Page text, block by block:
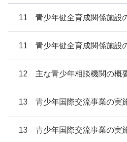
11 青少年健全育成関係施設
11 青少年健全育成関係施設
12 主な青少年相談機関の
13 青少年国際交流事業の実
13 青少年国際交流事業の実